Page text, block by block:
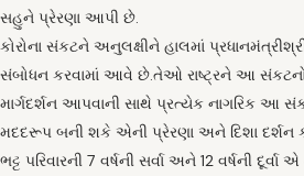
સહુને પ્રેરણા આપી છે.
કોરોના સંકટને અનુલક્ષીને હાલમાં પ્રધાનમંત્રીશ્રી
સંબોધન કરવામાં આવે છે.તેઓ રાષ્ટ્રને આ સંકટનો
માર્ગદર્શન આપવાની સાથે પ્રત્યેક નાગરિક આ
મદદરૂપ બની શકે એની પ્રેરણા અને દિશા દર્શન
ભટ્ટ પરિવારની 7 વર્ષની સર્વા અને 12 વર્ષની